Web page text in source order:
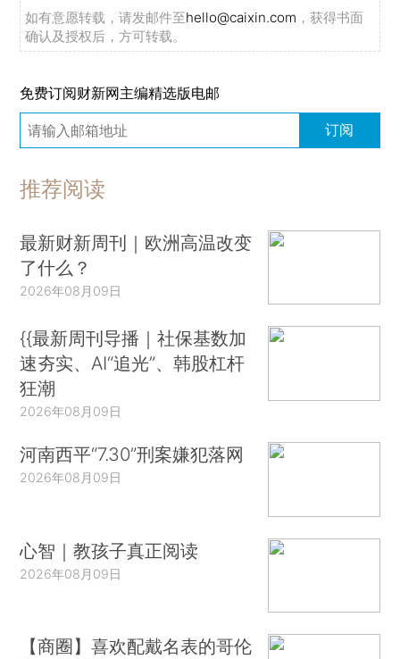
如有意愿转载，请发邮件至hello@caixin.com ，获得书面
确认及授权后，方可转载。
免费订阅财新网主编精选版电邮
订阅
推荐阅读
最新财新周刊｜欧洲高温改变
了什么？
2026年08月09日
{{最新周刊导播｜社保基数加
速夯实、AI“追光”、韩股杠杆
狂潮
2026年08月09日
河南西平“7.30”刑案嫌犯落网
2026年08月09日
心智｜教孩子真正阅读
2026年08月09日
【商圈】喜欢配戴名表的哥伦